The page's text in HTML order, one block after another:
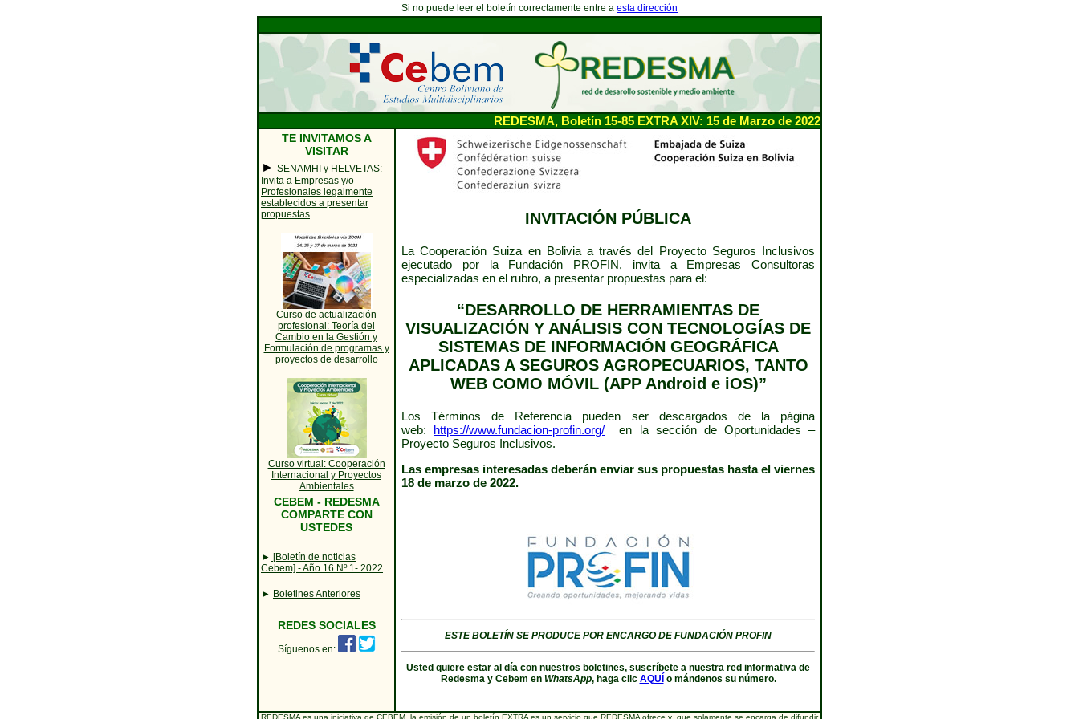
Si no puede leer el boletín correctamente entre a esta dirección
REDESMA, Boletín 15-85 EXTRA XIV: 15 de Marzo de 2022
TE INVITAMOS A
VISITAR
► SENAMHI y HELVETAS:
Invita a Empresas y/o
Profesionales legalmente
establecidos a presentar
propuestas
Curso de actualización
profesional: Teoría del
Cambio en la Gestión y
Formulación de programas y
proyectos de desarrollo
Curso virtual: Cooperación
Internacional y Proyectos
Ambientales
CEBEM - REDESMA
COMPARTE CON
USTEDES
► [Boletín de noticias
Cebem] - Año 16 Nº 1- 2022
► Boletines Anteriores
REDES SOCIALES
Síguenos en:
INVITACIÓN PÚBLICA
La Cooperación Suiza en Bolivia a través del Proyecto Seguros Inclusivos
ejecutado por la Fundación PROFIN, invita a Empresas Consultoras
especializadas en el rubro, a presentar propuestas para el:
“DESARROLLO DE HERRAMIENTAS DE
VISUALIZACIÓN Y ANÁLISIS CON TECNOLOGÍAS DE
SISTEMAS DE INFORMACIÓN GEOGRÁFICA
APLICADAS A SEGUROS AGROPECUARIOS, TANTO
WEB COMO MÓVIL (APP Android e iOS)”
Los Términos de Referencia pueden ser descargados de la página
web: https://www.fundacion-profin.org/ en la sección de Oportunidades –
Proyecto Seguros Inclusivos.
Las empresas interesadas deberán enviar sus propuestas hasta el viernes
18 de marzo de 2022.
ESTE BOLETÍN SE PRODUCE POR ENCARGO DE FUNDACIÓN PROFIN
Usted quiere estar al día con nuestros boletines, suscríbete a nuestra red informativa de
Redesma y Cebem en WhatsApp, haga clic AQUÍ o mándenos su número.
REDESMA es una iniciativa de CEBEM, la emisión de un boletín EXTRA es un servicio que REDESMA ofrece y que solamente se encarga de difundir